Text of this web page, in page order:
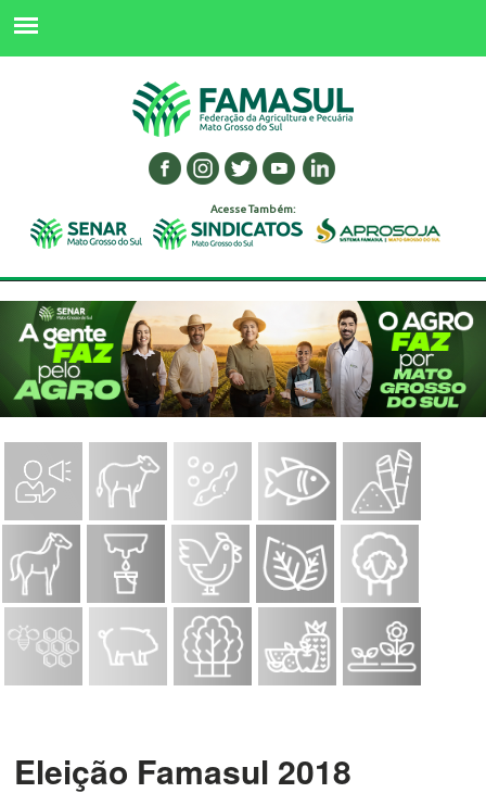
Acesse Também:
Eleição Famasul 2018